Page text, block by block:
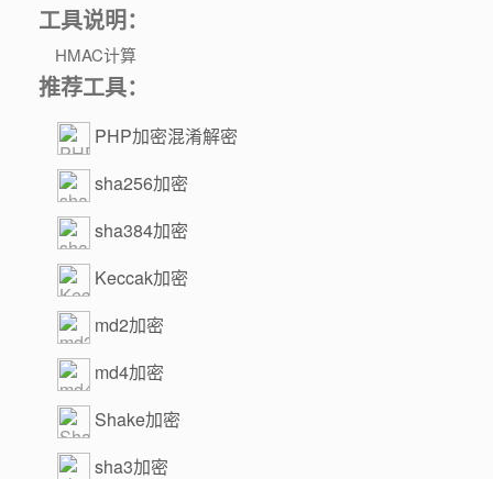
工具说明：
HMAC计算
推荐工具：
PHP加密混淆解密
sha256加密
sha384加密
Keccak加密
md2加密
md4加密
Shake加密
sha3加密